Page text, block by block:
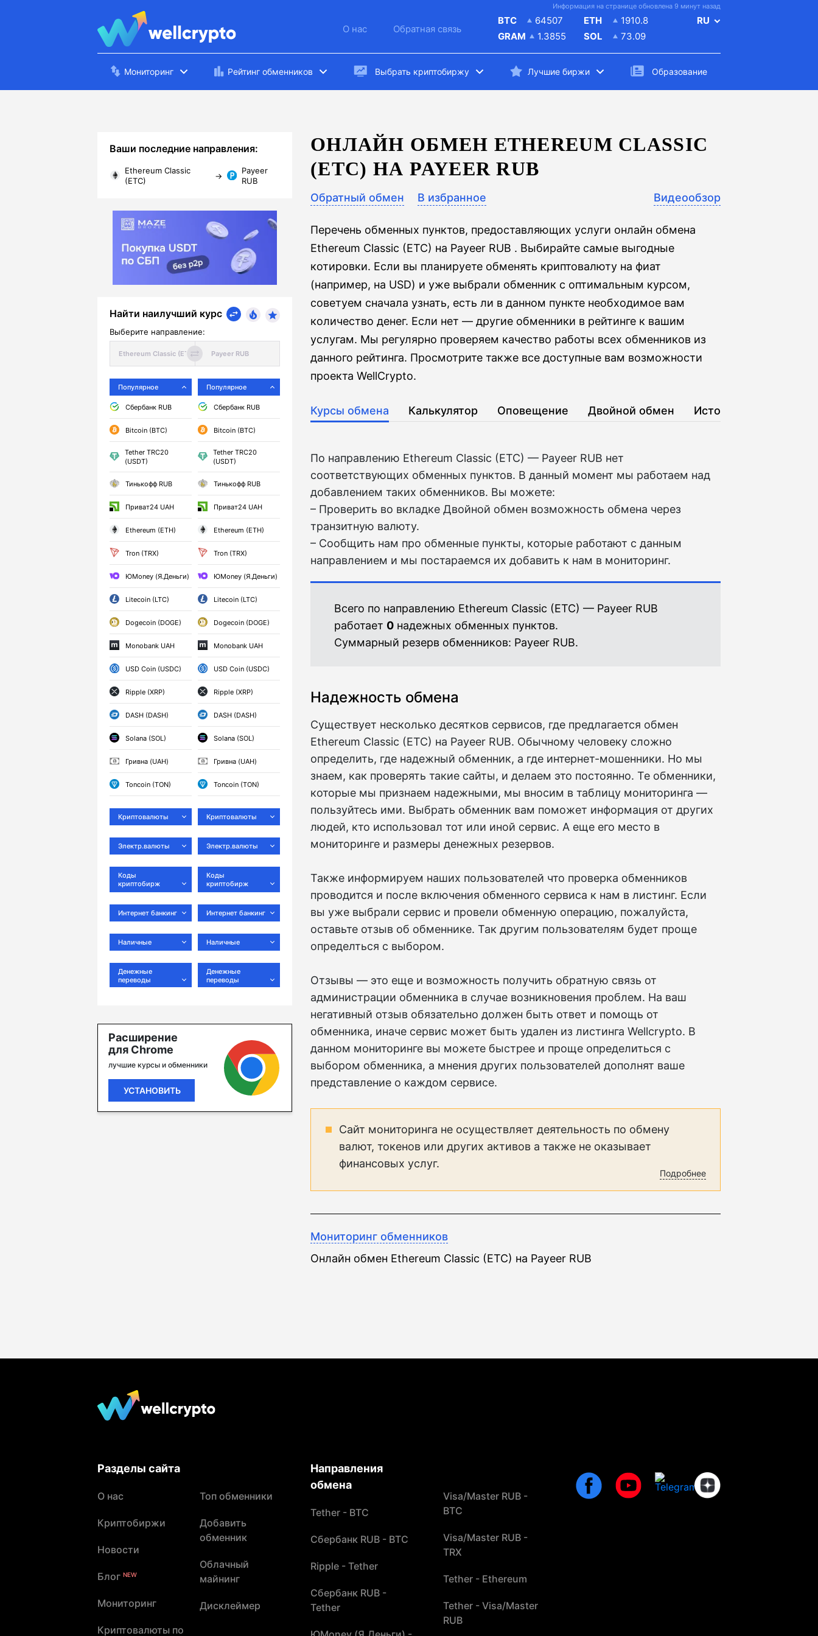
Информация на странице обновлена 9 минут назад
О нас Обратная связь
BTC
64507
GRAM
1.3855
ETH
1910.8
SOL
73.09
RU
Мониторинг Рейтинг обменников Выбрать криптобиржу Лучшие биржи Образование
Ваши последние направления:
Ethereum Classic
(ETC)
→
Payeer
RUB
Найти наилучший курс
Выберите направление:
Популярное
Сбербанк RUB
Bitcoin (BTC)
Tether TRC20
(USDT)
Тинькофф RUB
Приват24 UAH
Ethereum (ETH)
Tron (TRX)
ЮMoney (Я.Деньги)
Litecoin (LTC)
Dogecoin (DOGE)
Monobank UAH
USD Coin (USDC)
Ripple (XRP)
DASH (DASH)
Solana (SOL)
Гривна (UAH)
Toncoin (TON)
Криптовалюты
Электр.валюты
Коды
криптобирж
Интернет банкинг
Наличные
Денежные
переводы
Популярное
Сбербанк RUB
Bitcoin (BTC)
Tether TRC20
(USDT)
Тинькофф RUB
Приват24 UAH
Ethereum (ETH)
Tron (TRX)
ЮMoney (Я.Деньги)
Litecoin (LTC)
Dogecoin (DOGE)
Monobank UAH
USD Coin (USDC)
Ripple (XRP)
DASH (DASH)
Solana (SOL)
Гривна (UAH)
Toncoin (TON)
Криптовалюты
Электр.валюты
Коды
криптобирж
Интернет банкинг
Наличные
Денежные
переводы
Расширение
для Chrome
лучшие курсы и обменники
УСТАНОВИТЬ
ОНЛАЙН ОБМЕН ETHEREUM CLASSIC
(ETC) НА PAYEER RUB
Обратный обмен В избранное Видеообзор
Перечень обменных пунктов, предоставляющих услуги онлайн обмена
Ethereum Classic (ETC) на Payeer RUB . Выбирайте самые выгодные
котировки. Если вы планируете обменять криптовалюту на фиат
(например, на USD) и уже выбрали обменник с оптимальным курсом,
советуем сначала узнать, есть ли в данном пункте необходимое вам
количество денег. Если нет — другие обменники в рейтинге к вашим
услугам. Мы регулярно проверяем качество работы всех обменников из
данного рейтинга. Просмотрите также все доступные вам возможности
проекта WellCrypto.
Курсы обмена Калькулятор Оповещение Двойной обмен История
По направлению Ethereum Classic (ETC) — Payeer RUB нет
соответствующих обменных пунктов. В данный момент мы работаем над
добавлением таких обменников. Вы можете:
– Проверить во вкладкe Двойной обмен возможность обмена через
транзитную валюту.
– Сообщить нам про обменные пункты, которые работают с данным
направлением и мы постараемся их добавить к нам в мониторинг.
Всего по направлению Ethereum Classic (ETC) — Payeer RUB
работает 0 надежных обменных пунктов.
Суммарный резерв обменников: Payeer RUB.
Надежность обмена
Существует несколько десятков сервисов, где предлагается обмен
Ethereum Classic (ETC) на Payeer RUB. Обычному человеку сложно
определить, где надежный обменник, а где интернет-мошенники. Но мы
знаем, как проверять такие сайты, и делаем это постоянно. Те обменники,
которые мы признаем надежными, мы вносим в таблицу мониторинга —
пользуйтесь ими. Выбрать обменник вам поможет информация от других
людей, кто использовал тот или иной сервис. А еще его место в
мониторинге и размеры денежных резервов.
Также информируем наших пользователей что проверка обменников
проводится и после включения обменного сервиса к нам в листинг. Если
вы уже выбрали сервис и провели обменную операцию, пожалуйста,
оставьте отзыв об обменнике. Так другим пользователям будет проще
определться с выбором.
Отзывы — это еще и возможность получить обратную связь от
администрации обменника в случае возникновения проблем. На ваш
негативный отзыв обязательно должен быть ответ и помощь от
обменника, иначе сервис может быть удален из листинга Wellcrypto. В
данном мониторинге вы можете быстрее и проще определиться с
выбором обменника, а мнения других пользователей дополнят ваше
представление о каждом сервисе.
Сайт мониторинга не осуществляет деятельность по обмену
валют, токенов или других активов а также не оказывает
финансовых услуг.
Подробнее
Мониторинг обменников
Онлайн обмен Ethereum Classic (ETC) на Payeer RUB
Разделы сайта
О нас
Криптобиржи
Новости
Блог NEW
Мониторинг
Криптовалюты по
Топ обменники
Добавить
обменник
Облачный
майнинг
Дисклеймер
Направления
обмена
Tether - BTC
Сбербанк RUB - BTC
Ripple - Tether
Сбербанк RUB -
Tether
Visa/Master RUB -
BTC
Visa/Master RUB -
TRX
Tether - Ethereum
Tether - Visa/Master
RUB